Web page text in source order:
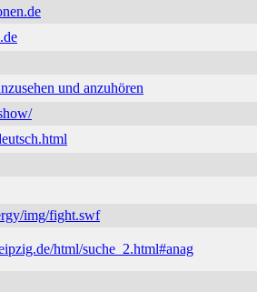
und anzuhören
img/fight.swf
html/suche_2.html#anag